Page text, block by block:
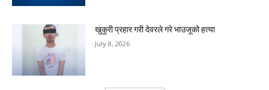
खुकुरी प्रहार गरी देवरले गरे भाउजूको हत्या
July 8, 2026